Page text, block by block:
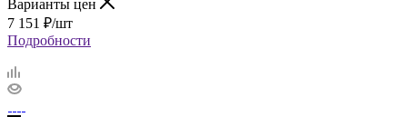
Варианты цен
7 151 ₽/шт
Подробности